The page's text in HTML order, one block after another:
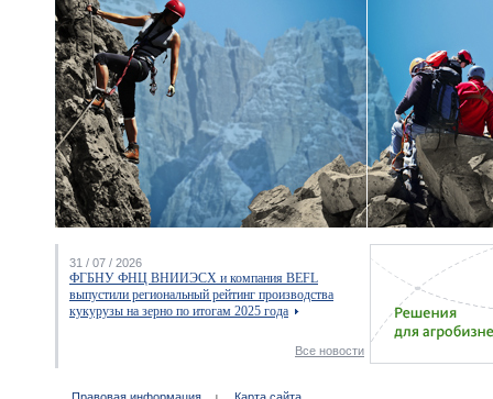
31 / 07 / 2026
ФГБНУ ФНЦ ВНИИЭСХ и компания BEFL
выпустили региональный рейтинг производства
кукурузы на зерно по итогам 2025 года
Все новости